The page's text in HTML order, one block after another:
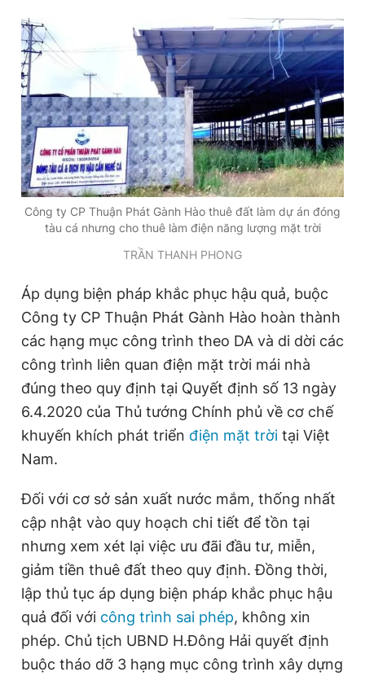
Công ty CP Thuận Phát Gành Hào thuê đất làm dự án đóng
tàu cá nhưng cho thuê làm điện năng lượng mặt trời
TRẦN THANH PHONG
Áp dụng biện pháp khắc phục hậu quả, buộc
Công ty CP Thuận Phát Gành Hào hoàn thành
các hạng mục công trình theo DA và di dời các
công trình liên quan điện mặt trời mái nhà
đúng theo quy định tại Quyết định số 13 ngày
6.4.2020 của Thủ tướng Chính phủ về cơ chế
khuyến khích phát triển điện mặt trời tại Việt
Nam.
Đối với cơ sở sản xuất nước mắm, thống nhất
cập nhật vào quy hoạch chi tiết để tồn tại
nhưng xem xét lại việc ưu đãi đầu tư, miễn,
giảm tiền thuê đất theo quy định. Đồng thời,
lập thủ tục áp dụng biện pháp khắc phục hậu
quả đối với công trình sai phép, không xin
phép. Chủ tịch UBND H.Đông Hải quyết định
buộc tháo dỡ 3 hạng mục công trình xây dựng